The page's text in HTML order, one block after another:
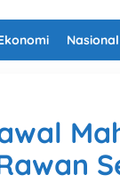
Nasional